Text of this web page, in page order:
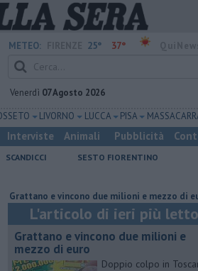
METEO: 25° 37°
Venerdì 07 Agosto 2026
LIVORNO LUCCA PISA MASSA
Interviste Animali Pubblicità
SCANDICCI
SESTO FIORENTINO
e vincono due milioni e mezzo di euro
L'articolo di ieri più letto
Grattano e vincono due milioni e
mezzo di euro
Doppio colpo in